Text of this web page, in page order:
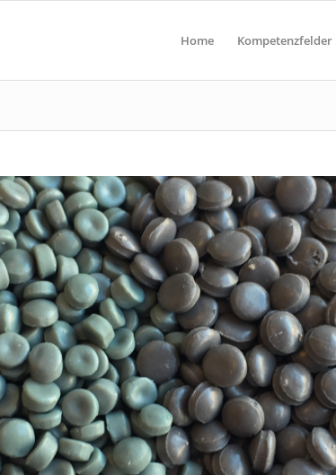
Home Kompetenzfelder